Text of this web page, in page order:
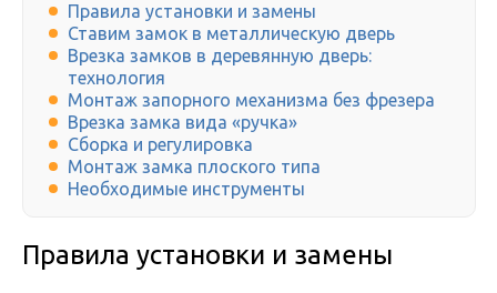
Правила установки и замены
Ставим замок в металлическую дверь
Врезка замков в деревянную дверь:
технология
Монтаж запорного механизма без фрезера
Врезка замка вида «ручка»
Сборка и регулировка
Монтаж замка плоского типа
Необходимые инструменты
Правила установки и замены